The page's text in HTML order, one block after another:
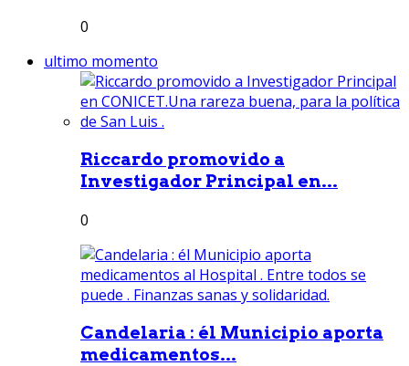
0
ultimo momento
Riccardo promovido a
Investigador Principal en...
0
Candelaria : él Municipio aporta
medicamentos...